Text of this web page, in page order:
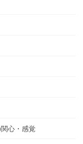
心・感覚